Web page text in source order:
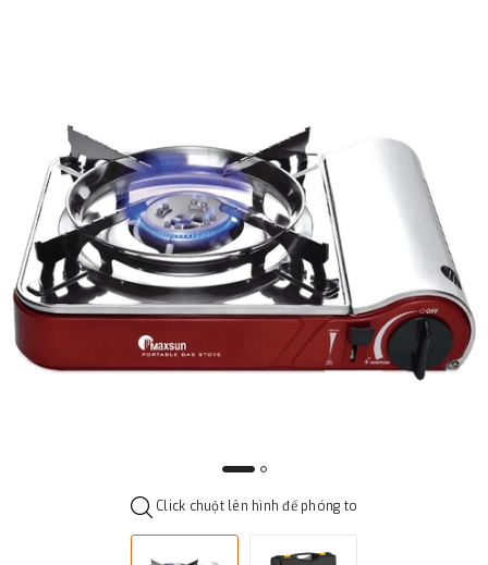
Click chuột lên hình để phóng to